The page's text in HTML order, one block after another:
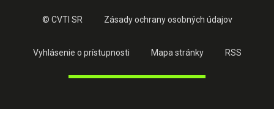
© CVTI SR Zásady ochrany osobných údajov
Vyhlásenie o prístupnosti Mapa stránky RSS